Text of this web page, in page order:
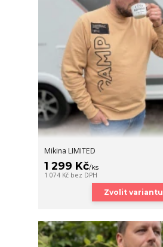
Mikina LIMITED
1 299 Kč/ks
1 074 Kč bez DPH
Zvolit variantu